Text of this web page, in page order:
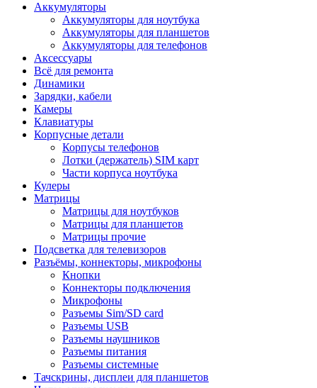
Аккумуляторы
Аккумуляторы для ноутбука
Аккумуляторы для планшетов
Аккумуляторы для телефонов
Аксессуары
Всё для ремонта
Динамики
Зарядки, кабели
Камеры
Клавиатуры
Корпусные детали
Корпусы телефонов
Лотки (держатель) SIM карт
Части корпуса ноутбука
Кулеры
Матрицы
Матрицы для ноутбуков
Матрицы для планшетов
Матрицы прочие
Подсветка для телевизоров
Разъёмы, коннекторы, микрофоны
Кнопки
Коннекторы подключения
Микрофоны
Разъемы Sim/SD card
Разъемы USB
Разъемы наушников
Разъемы питания
Разъемы системные
Тачскрины, дисплеи для планшетов